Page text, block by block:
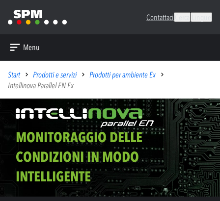
Contattaci
Menu
Start Prodotti e servizi
Prodotti per ambiente Ex
Intellinova Parallel EN Ex
MONITORAGGIO DELLE
CONDIZIONI IN MODO
INTELLIGENTE